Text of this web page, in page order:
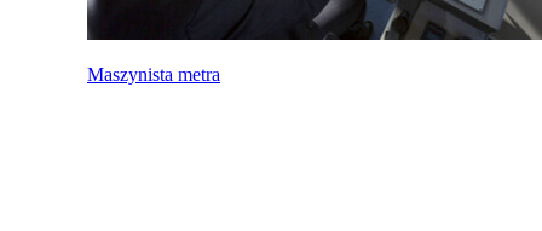
Maszynista metra